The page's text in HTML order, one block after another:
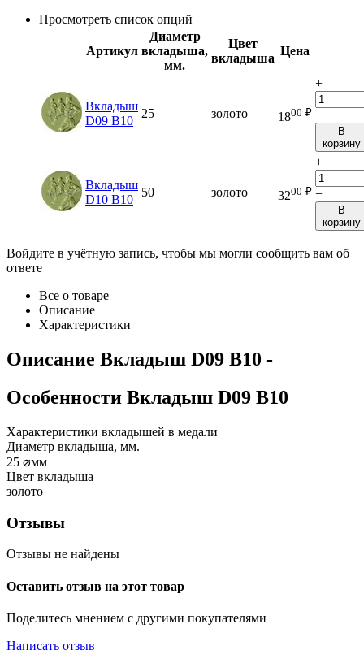
Просмотреть список опций
Артикул
Диаметр
вкладыша,
мм.
Цвет
вкладыша
Цена
Вкладыш
D09 B10
25 золото 1800 ₽
+
−
В
корзину
Вкладыш
D10 B10
50 золото 3200 ₽
+
−
В
корзину
Войдите в учётную запись, чтобы мы могли сообщить вам об
ответе
Все о товаре
Описание
Характеристики
Описание Вкладыш D09 B10 -
Особенности Вкладыш D09 B10
Характеристики вкладышей в медали
Диаметр вкладыша, мм.
25 ⌀мм
Цвет вкладыша
золото
Отзывы
Отзывы не найдены
Оставить отзыв на этот товар
Поделитесь мнением с другими покупателями
Написать отзыв